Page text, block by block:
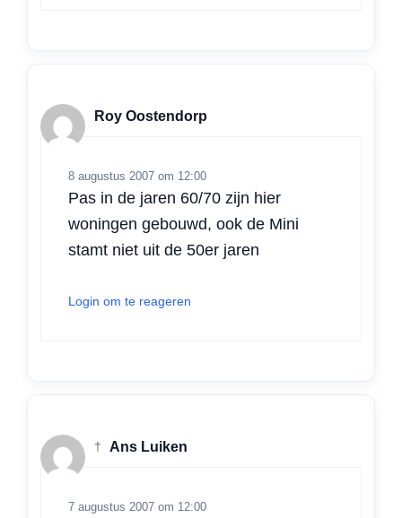
Roy Oostendorp
8 augustus 2007 om 12:00
Pas in de jaren 60/70 zijn hier
woningen gebouwd, ook de Mini
stamt niet uit de 50er jaren
Login om te reageren
† Ans Luiken
7 augustus 2007 om 12:00